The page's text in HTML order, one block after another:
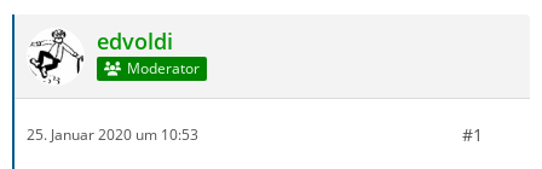
edvoldi
Moderator
25. Januar 2020 um 10:53 #1